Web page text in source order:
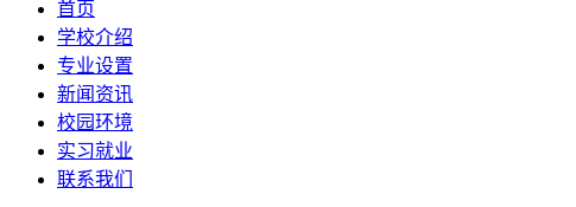
首页
学校介绍
专业设置
新闻资讯
校园环境
实习就业
联系我们